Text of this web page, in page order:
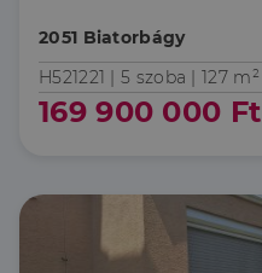
2051 Biatorbágy
H521221 | 5 szoba | 127 m²
169 900 000 Ft